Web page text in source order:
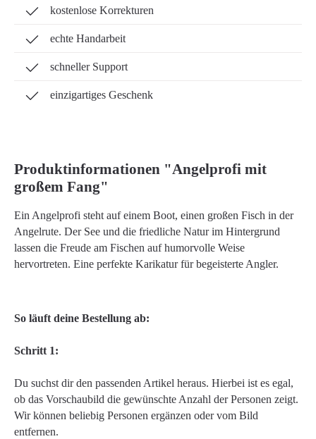
kostenlose Korrekturen
echte Handarbeit
schneller Support
einzigartiges Geschenk
Produktinformationen "Angelprofi mit
großem Fang"
Ein Angelprofi steht auf einem Boot, einen großen Fisch in der
Angelrute. Der See und die friedliche Natur im Hintergrund
lassen die Freude am Fischen auf humorvolle Weise
hervortreten. Eine perfekte Karikatur für begeisterte Angler.
So läuft deine Bestellung ab:
Schritt 1:
Du suchst dir den passenden Artikel heraus. Hierbei ist es egal,
ob das Vorschaubild die gewünschte Anzahl der Personen zeigt.
Wir können beliebig Personen ergänzen oder vom Bild
entfernen.